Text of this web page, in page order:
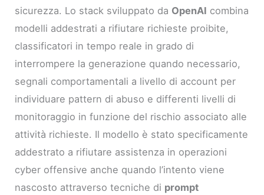
sicurezza. Lo stack sviluppato da OpenAI combina
modelli addestrati a rifiutare richieste proibite,
classificatori in tempo reale in grado di
interrompere la generazione quando necessario,
segnali comportamentali a livello di account per
individuare pattern di abuso e differenti livelli di
monitoraggio in funzione del rischio associato alle
attività richieste. Il modello è stato specificamente
addestrato a rifiutare assistenza in operazioni
cyber offensive anche quando l’intento viene
nascosto attraverso tecniche di prompt